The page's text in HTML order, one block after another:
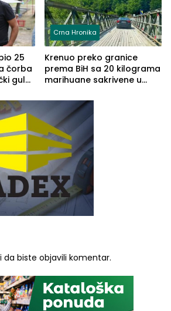
25
čorba
gulaš
Crna Hronika
Krenuo preko granice
prema BiH sa 20 kilograma
marihuane sakrivene u
da biste objavili komentar.